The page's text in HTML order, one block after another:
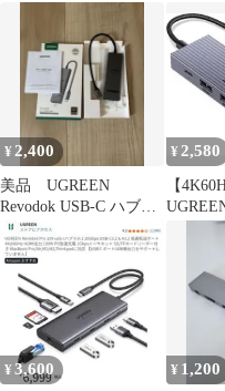
¥ 2,400
美品 UGREEN
Revodok USB-C ハブ
6in1 100W
¥ 2,580
【
¥ 3,600 ¥ 1,200